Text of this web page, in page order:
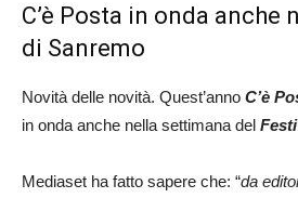
C’è Posta in onda anche
di Sanremo
Novità delle novità. Quest’anno C’è
in onda anche nella settimana del
Mediaset ha fatto sapere che: “da